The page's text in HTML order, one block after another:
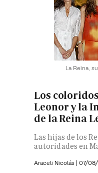
La Reina,
Los
Leonor y la
de la Reina
Las hijas de los
autoridades en
Araceli Nicolás | 07/